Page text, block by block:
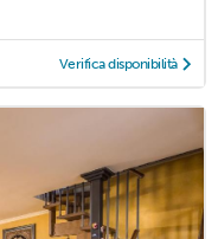
Verifica disponibilità